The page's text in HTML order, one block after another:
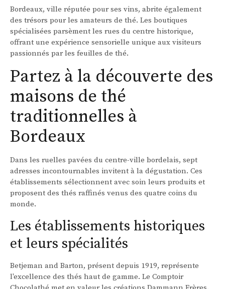
Bordeaux, ville réputée pour ses vins, abrite également
des trésors pour les amateurs de thé. Les boutiques
spécialisées parsèment les rues du centre historique,
offrant une expérience sensorielle unique aux visiteurs
passionnés par les feuilles de thé.
Partez à la découverte des
maisons de thé
traditionnelles à
Bordeaux
Dans les ruelles pavées du centre-ville bordelais, sept
adresses incontournables invitent à la dégustation. Ces
établissements sélectionnent avec soin leurs produits et
proposent des thés raffinés venus des quatre coins du
monde.
Les établissements historiques
et leurs spécialités
Betjeman and Barton, présent depuis 1919, représente
l'excellence des thés haut de gamme. Le Comptoir